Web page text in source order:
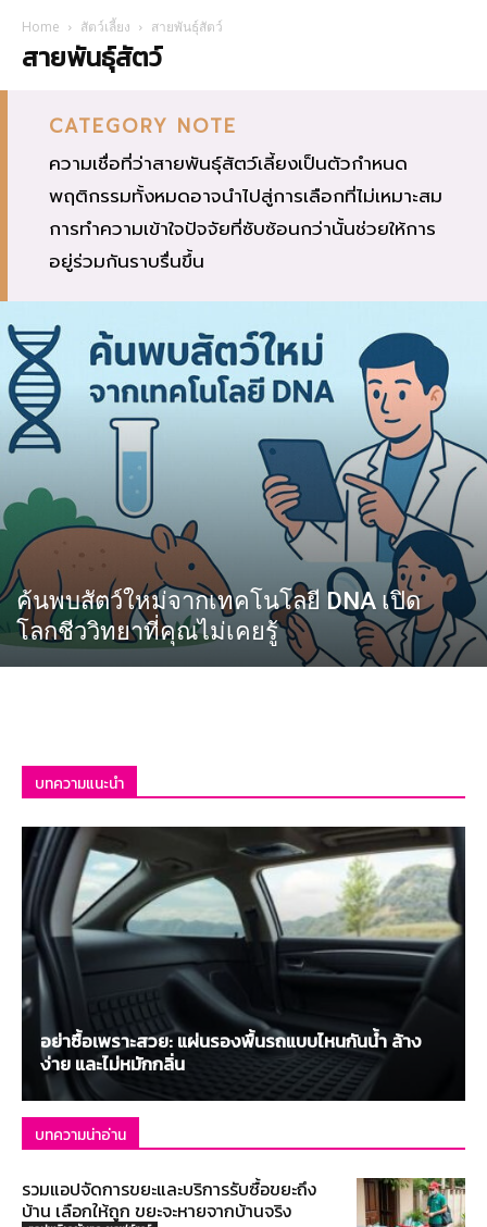
Home สัตว์เลี้ยง สายพันธุ์สัตว์
สายพันธุ์สัตว์
CATEGORY NOTE
ความเชื่อที่ว่าสายพันธุ์สัตว์เลี้ยงเป็นตัวกำหนด
พฤติกรรมทั้งหมดอาจนำไปสู่การเลือกที่ไม่เหมาะสม
การทำความเข้าใจปัจจัยที่ซับซ้อนกว่านั้นช่วยให้การ
อยู่ร่วมกันราบรื่นขึ้น
ค้นพบสัตว์ใหม่จากเทคโนโลยี DNA เปิด
โลกชีววิทยาที่คุณไม่เคยรู้
บทความแนะนำ
อย่าซื้อเพราะสวย: แผ่นรองพื้นรถแบบไหนกันน้ำ ล้าง
ง่าย และไม่หมักกลิ่น
บทความน่าอ่าน
รวมแอปจัดการขยะและบริการรับซื้อขยะถึง
บ้าน เลือกให้ถูก ขยะจะหายจากบ้านจริง